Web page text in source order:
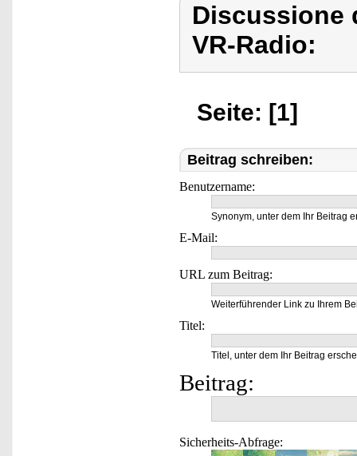
Discussione
VR-Radio:
Seite: [1]
Beitrag schreiben:
Benutzername:
Synonym, unter dem Ihr Beitrag
E-Mail:
URL zum Beitrag:
Weiterführender Link zu Ihrem
Titel:
Titel, unter dem Ihr Beitrag
Beitrag:
Sicherheits-Abfrage: